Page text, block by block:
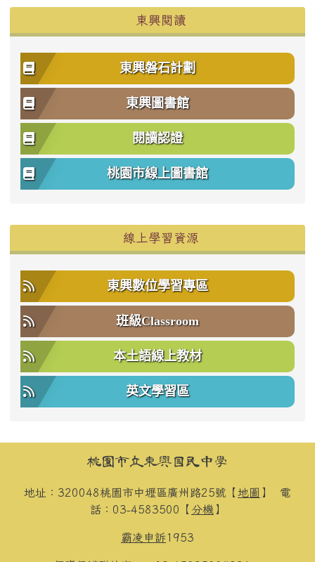
東興閱讀
東興磐石計劃
東興圖書館
閱讀認證
桃園市線上圖書館
線上學習資源
東興數位學習專區
班級Classroom
本土語線上教材
英文學習區
頁尾區域內容桃園市立東興國民中學
地址：320048桃園市中壢區廣州路25號【 地圖 】 電
話：03-4583500【 分機 】
霸凌申訴1953